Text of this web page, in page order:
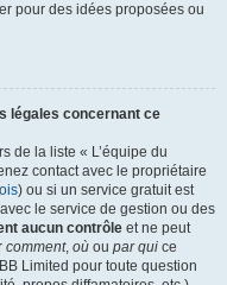
pour des idées proposées ou
légales concernant ce
de la liste « L’équipe du
contact avec le propriétaire
) ou si un service gratuit est
le service de gestion ou des
aucun contrôle et ne peut
comment, où ou par qui ce
Limited pour toute question